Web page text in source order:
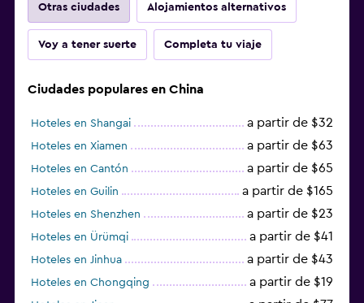
Otras ciudades Alojamientos alternativos
Voy a tener suerte Completa tu viaje
Ciudades populares en China
Hoteles en Shangai a partir de $32
Hoteles en Xiamen a partir de $63
Hoteles en Cantón a partir de $65
Hoteles en Guilin a partir de $165
Hoteles en Shenzhen a partir de $23
Hoteles en Ürümqi a partir de $41
Hoteles en Jinhua a partir de $43
Hoteles en Chongqing a partir de $19